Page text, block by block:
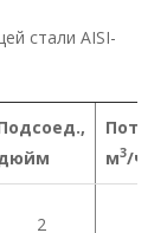
стали AISI-
.,
Поток
м3/ч
2